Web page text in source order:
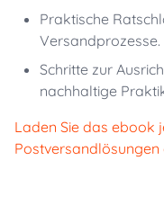
Praktische
Versandprozesse.
Schritte zur
nachhaltige
Laden Sie das ebook
Postversandlösungen